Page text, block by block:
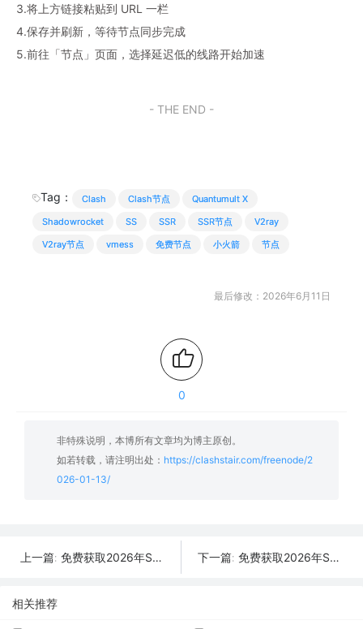
3.将上方链接粘贴到 URL 一栏
4.保存并刷新，等待节点同步完成
5.前往「节点」页面，选择延迟低的线路开始加速
- THE END -
Tag： Clash Clash节点
Quantumult X
Shadowrocket
SS SSR SSR节点
V2ray
V2ray节点
vmess 免费节点 小火箭 节点
最后修改：2026年6月11日
0
非特殊说明，本博所有文章均为博主原创。
如若转载，请注明出处： https://clashstair.com/freenode/2
026-01-13/
上一篇: 免费获取2026年SSR/V2Ray/Clash节点 | 01月14日可用 下一篇: 免费获取2026年SSR/V2Ray/Clash节点 | 01月12日可用
相关推荐